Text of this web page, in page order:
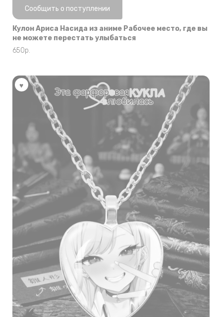
Нет в наличии
Сообщить о поступлении
Кулон Ариса Насида из аниме Рабочее место, где вы
не можете перестать улыбаться
650р.